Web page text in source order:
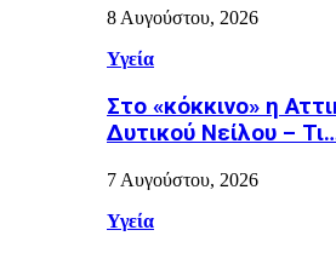
8 Αυγούστου, 2026
Υγεία
Στο «κόκκινο» η
Δυτικού Νείλου –
7 Αυγούστου, 2026
Υγεία